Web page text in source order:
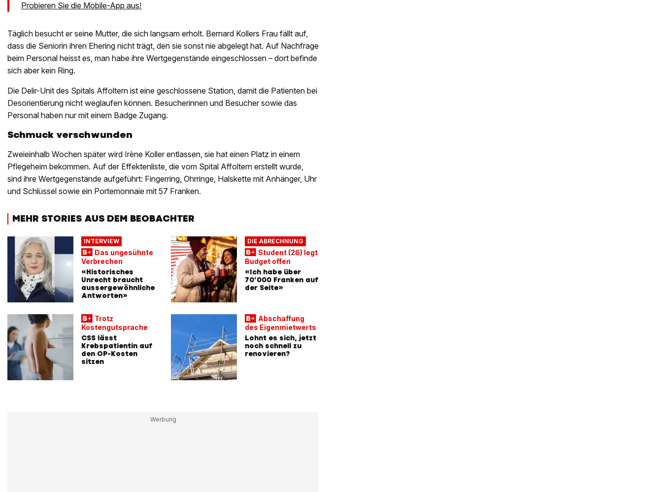
Probieren Sie die Mobile-App aus!
Täglich besucht er seine Mutter, die sich langsam erholt. Bernard Kollers Frau fällt auf,
dass die Seniorin ihren Ehering nicht trägt, den sie sonst nie abgelegt hat. Auf Nachfrage
beim Personal heisst es, man habe ihre Wertgegenstände eingeschlossen – dort befinde
sich aber kein Ring.
Die Delir-Unit des Spitals Affoltern ist eine geschlossene Station, damit die Patienten bei
Desorientierung nicht weglaufen können. Besucherinnen und Besucher sowie das
Personal haben nur mit einem Badge Zugang.
Schmuck verschwunden
Zweieinhalb Wochen später wird Irène Koller entlassen, sie hat einen Platz in einem
Pflegeheim bekommen. Auf der Effektenliste, die vom Spital Affoltern erstellt wurde,
sind ihre Wertgegenstände aufgeführt: Fingerring, Ohrringe, Halskette mit Anhänger, Uhr
und Schlüssel sowie ein Portemonnaie mit 57 Franken.
MEHR STORIES AUS DEM BEOBACHTER
INTERVIEW
Das ungesühnte
Verbrechen
«Historisches
Unrecht braucht
aussergewöhnliche
Antworten»
Trotz
Kostengutsprache
CSS lässt
Krebspatientin auf
den OP-Kosten
sitzen
DIE ABRECHNUNG
Student (26) legt
Budget offen
«Ich habe über
70’000 Franken auf
der Seite»
Abschaffung
des Eigenmietwerts
Lohnt es sich, jetzt
noch schnell zu
renovieren?